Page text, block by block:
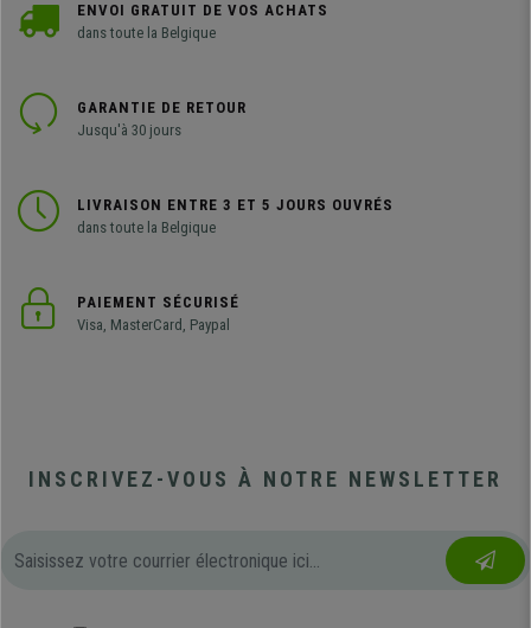
ENVOI GRATUIT DE VOS ACHATS
dans toute la Belgique
GARANTIE DE RETOUR
Jusqu'à 30 jours
LIVRAISON ENTRE 3 ET 5 JOURS OUVRÉS
dans toute la Belgique
PAIEMENT SÉCURISÉ
Visa, MasterCard, Paypal
INSCRIVEZ-VOUS À NOTRE NEWSLETTER